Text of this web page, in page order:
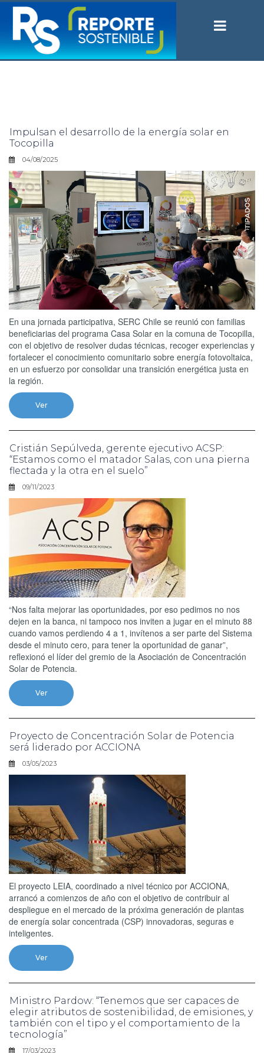
Impulsan el desarrollo de la energía solar en
Tocopilla
04/08/2025
En una jornada participativa, SERC Chile se reunió con familias
beneficiarias del programa Casa Solar en la comuna de Tocopilla,
con el objetivo de resolver dudas técnicas, recoger experiencias y
fortalecer el conocimiento comunitario sobre energía fotovoltaica,
en un esfuerzo por consolidar una transición energética justa en
la región.
Ver
Cristián Sepúlveda, gerente ejecutivo ACSP:
“Estamos como el matador Salas, con una pierna
flectada y la otra en el suelo”
09/11/2023
“Nos falta mejorar las oportunidades, por eso pedimos no nos
dejen en la banca, ni tampoco nos inviten a jugar en el minuto 88
cuando vamos perdiendo 4 a 1, invítenos a ser parte del Sistema
desde el minuto cero, para tener la oportunidad de ganar”,
reflexionó el líder del gremio de la Asociación de Concentración
Solar de Potencia.
Ver
Proyecto de Concentración Solar de Potencia
será liderado por ACCIONA
03/05/2023
El proyecto LEIA, coordinado a nivel técnico por ACCIONA,
arrancó a comienzos de año con el objetivo de contribuir al
despliegue en el mercado de la próxima generación de plantas
de energía solar concentrada (CSP) innovadoras, seguras e
inteligentes.
Ver
Ministro Pardow: “Tenemos que ser capaces de
elegir atributos de sostenibilidad, de emisiones, y
también con el tipo y el comportamiento de la
tecnología”
17/03/2023